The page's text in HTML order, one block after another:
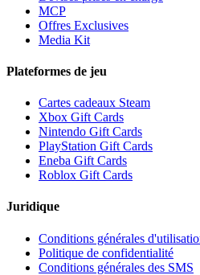
MCP
Offres Exclusives
Media Kit
Plateformes de jeu
Cartes cadeaux Steam
Xbox Gift Cards
Nintendo Gift Cards
PlayStation Gift Cards
Eneba Gift Cards
Roblox Gift Cards
Juridique
Conditions générales
Politique de confidentialité
Conditions générales des SMS